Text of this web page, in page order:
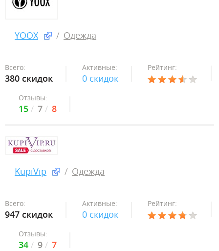
YOOX Одежда
Всего:
380 скидок
Активные:
0 скидок
Рейтинг:
Отзывы:
15 7 8
KupiVip Одежда
Всего:
947 скидок
Активные:
0 скидок
Рейтинг:
Отзывы:
34 9 7